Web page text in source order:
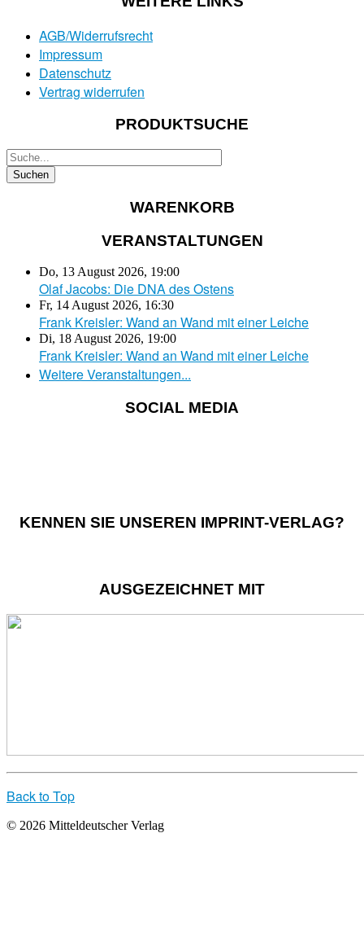
AGB/Widerrufsrecht
Impressum
Datenschutz
Vertrag widerrufen
PRODUKTSUCHE
WARENKORB
VERANSTALTUNGEN
Do, 13 August 2026, 19:00
Olaf Jacobs: Die DNA des Ostens
Fr, 14 August 2026, 16:30
Frank Kreisler: Wand an Wand mit einer Leiche
Di, 18 August 2026, 19:00
Frank Kreisler: Wand an Wand mit einer Leiche
Weitere Veranstaltungen...
SOCIAL MEDIA
KENNEN SIE UNSEREN IMPRINT-VERLAG?
AUSGEZEICHNET MIT
Back to Top
© 2026 Mitteldeutscher Verlag